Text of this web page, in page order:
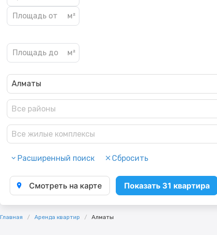
Алматы
Все районы
Все жилые комплексы
Расширенный поиск Сбросить
Смотреть на карте Показать 31 квартира
Главная Аренда квартир Алматы